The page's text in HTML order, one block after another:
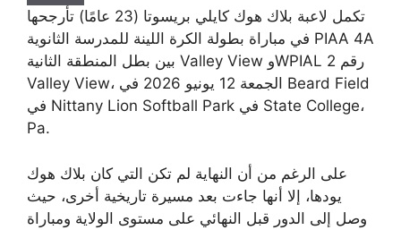
تكمل لاعبة بلاك هوك كايلي بريسوتا (23 عامًا) تأرجحها
في مباراة بطولة الكرة اللينة للمدرسة الثانوية PIAA 4A
بين بطل المنطقة الثانية Valley View وWPIAL رقم 2
Valley View، الجمعة 12 يونيو 2026 في Beard Field
في Nittany Lion Softball Park في State College،
Pa.
على الرغم من أن النهاية لم تكن التي كان بلاك هوك
يودها، إلا أنها جاءت بعد مسيرة تاريخية أخرى، حيث
وصل إلى الدور قبل النهائي على مستوى الولاية ومباراة